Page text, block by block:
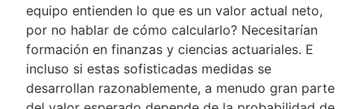
equipo entienden lo que es un valor actual neto,
por no hablar de cómo calcularlo? Necesitarían
formación en finanzas y ciencias actuariales. E
incluso si estas sofisticadas medidas se
desarrollan razonablemente, a menudo gran parte